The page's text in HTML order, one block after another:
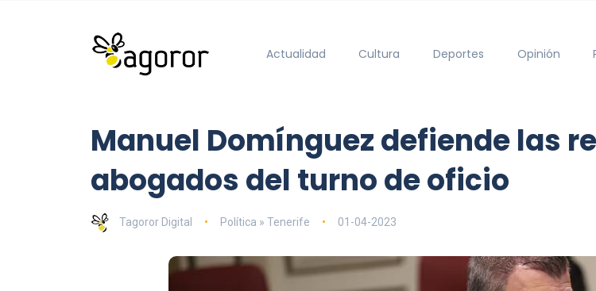
Actualidad Cultura Deportes Opinión
Manuel Domínguez defiende las
abogados del turno de oficio
Tagoror Digital Política » Tenerife 01-04-2023